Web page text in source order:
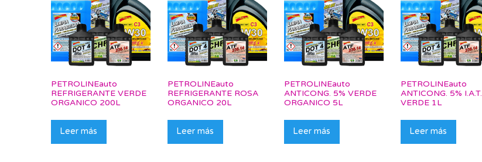
PETROLINEauto
REFRIGERANTE VERDE
ORGANICO 200L
Leer más
PETROLINEauto
REFRIGERANTE ROSA
ORGANICO 20L
Leer más
PETROLINEauto
ANTICONG. 5% VERDE
ORGANICO 5L
Leer más
PETROLINEauto
ANTICONG. 5% I.A.T.
VERDE 1L
Leer más